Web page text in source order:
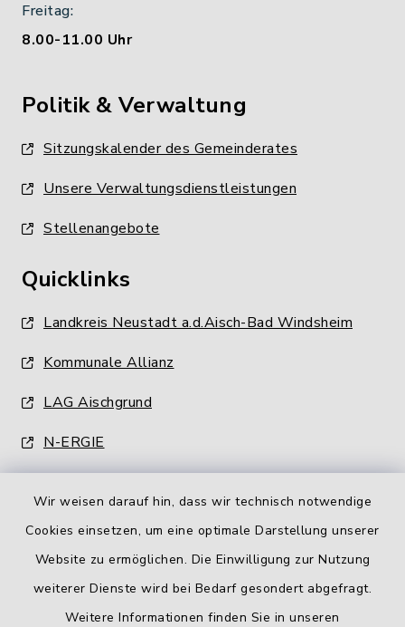
Wir weisen darauf hin, dass wir technisch notwendige
Cookies einsetzen, um eine optimale Darstellung unserer
Website zu ermöglichen. Die Einwilligung zur Nutzung
weiterer Dienste wird bei Bedarf gesondert abgefragt.
Weitere Informationen finden Sie in unseren
Freitag:
8.00-11.00 Uhr
Politik & Verwaltung
Sitzungskalender des Gemeinderates
Unsere Verwaltungsdienstleistungen
Stellenangebote
Quicklinks
Landkreis Neustadt a.d.Aisch-Bad Windsheim
Kommunale Allianz
LAG Aischgrund
N-ERGIE